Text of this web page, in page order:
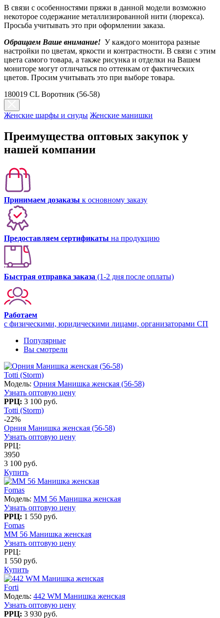
В связи с особенностями пряжи в данной модели возможно
некоторое содержание металлизированной нити (люрекса).
Просьба учитывать это при оформлении заказа.
Обращаем Ваше внимание! У каждого монитора разные
настройки по цветам, яркости и контрастности. В связи с этим
цвета самого товара, а также рисунка и отделки на Вашем
мониторе могут отличаться по оттенкам от фактических
цветов. Просим учитывать это при выборе товара.
180019 CL Воротник (56-58)
Женские шарфы и снуды Женские манишки
Преимущества оптовых закупок у
нашей компании
Принимаем дозаказы к основному заказу
Предоставляем сертификаты на продукцию
Быстрая отправка заказа (1-2 дня после оплаты)
Работаем
с физическими, юридическими лицами, организаторами СП
Популярные
Вы смотрели
Totti (Storm)
Модель: Орния Манишка женская (56-58)
Узнать оптовую цену
РРЦ: 3 100 руб.
Totti (Storm)
-22%
Орния Манишка женская (56-58)
Узнать оптовую цену
РРЦ:
3950
3 100 руб.
Купить
Fomas
Модель: MM 56 Манишка женская
Узнать оптовую цену
РРЦ: 1 550 руб.
Fomas
MM 56 Манишка женская
Узнать оптовую цену
РРЦ:
1 550 руб.
Купить
Forti
Модель: 442 WM Манишка женская
Узнать оптовую цену
РРЦ: 3 930 руб.